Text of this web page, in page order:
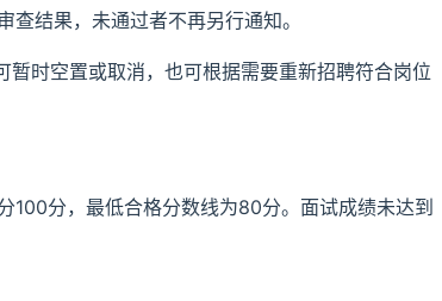
结果，未通过者不再另行通知。
时空置或取消，也可根据需要重新招聘符合岗位
100分，最低合格分数线为80分。面试成绩未达到